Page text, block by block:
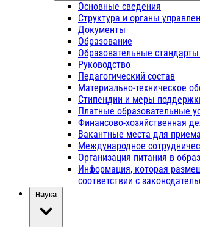
Основные сведения
Структура и органы
Документы
Образование
Образовательные
Руководство
Педагогический состав
Материально-техническое
Стипендии и меры
Платные образовательные
Финансово-хозяйственная
Вакантные места для
Международное
Организация питания в
Информация, которая
соответствии с
Наука